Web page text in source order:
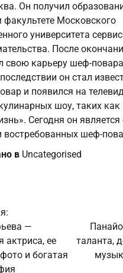
Он получил
факультете Московского
университета
После
свою карьеру шеф-
он стал
и появился на
шоу, таких
Сегодня он
востребованных шеф-
в Uncategorised
—
актриса, ее
и богатая
таланта,